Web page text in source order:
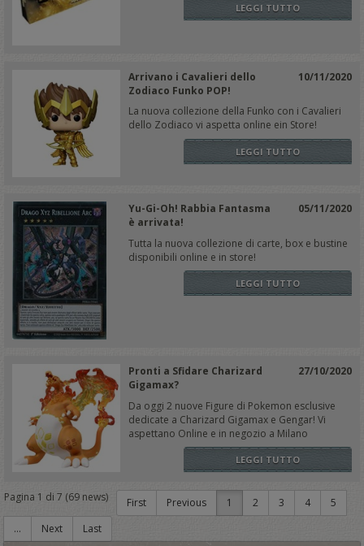
LEGGI TUTTO
Arrivano i Cavalieri dello
Zodiaco Funko POP!
10/11/2020
La nuova collezione della Funko con i Cavalieri
dello Zodiaco vi aspetta online ein Store!
LEGGI TUTTO
Yu-Gi-Oh! Rabbia Fantasma
è arrivata!
05/11/2020
Tutta la nuova collezione di carte, box e bustine
disponibili online e in store!
LEGGI TUTTO
Pronti a Sfidare Charizard
Gigamax?
27/10/2020
Da oggi 2 nuove Figure di Pokemon esclusive
dedicate a Charizard Gigamax e Gengar! Vi
aspettano Online e in negozio a Milano
LEGGI TUTTO
Pagina 1 di 7 (69 news) First Previous 1 2 3 4
5
...
Next Last